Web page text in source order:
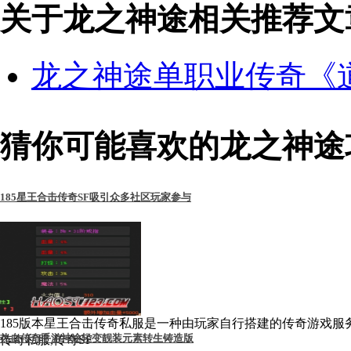
关于龙之神途相关推荐
龙之神途单职业传奇《
猜你可能喜欢的龙之神
185星王合击传奇SF吸引众多社区玩家参与
185版本星王合击传奇私服是一种由玩家自行搭建的传奇游戏
传奇私服,传奇SF
热血传奇手游神途轻变靓装元素转生铸造版